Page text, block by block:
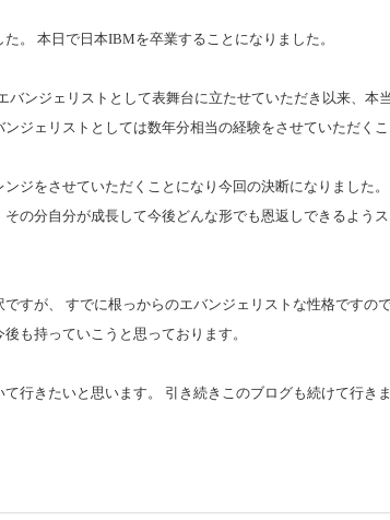
。 本日で日本IBMを卒業することになりました。
バンジェリストとして表舞台に立たせていただき以来、本当
ジェリストとしては数年分相当の経験をさせていただくこ
ジをさせていただくことになり今回の決断になりました。
の分自分が成長して今後どんな形でも恩返しできるよう
すが、 すでに根っからのエバンジェリストな性格ですの
も持っていこうと思っております。
行きたいと思います。 引き続きこのブログも続けて行きま